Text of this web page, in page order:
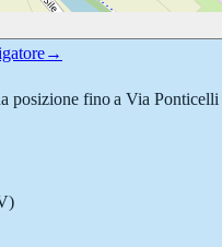
→
posizione fino aVia Ponticelli
)